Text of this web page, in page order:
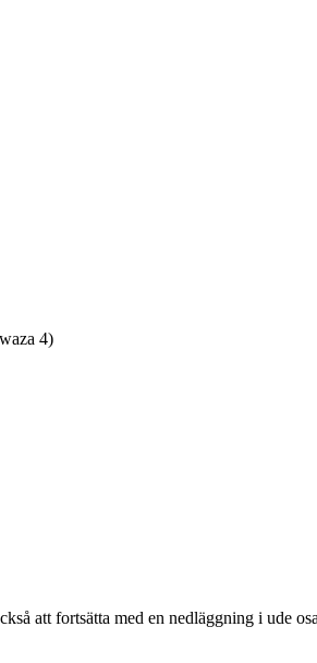
4)
att fortsätta med en nedläggning i ude